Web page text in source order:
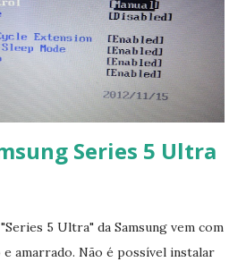
Series 5 Ultra
5 Ultra" da Samsung vem com
amarrado. Não é possível instalar